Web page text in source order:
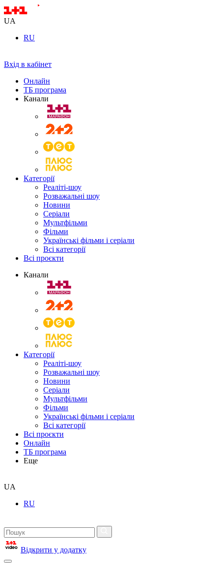
UA
RU
Вхід в кабінет
Онлайн
ТБ програма
Канали
Категорії
Реаліті-шоу
Розважальні шоу
Новини
Серіали
Мультфільми
Фільми
Українські фільми і серіали
Всі категорії
Всі проєкти
Канали
Категорії
Реаліті-шоу
Розважальні шоу
Новини
Серіали
Мультфільми
Фільми
Українські фільми і серіали
Всі категорії
Всі проєкти
Онлайн
ТБ програма
Еще
UA
RU
Відкрити у додатку